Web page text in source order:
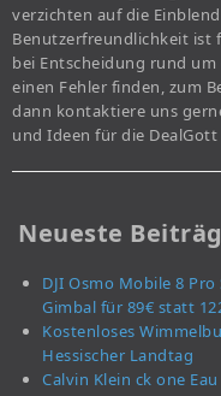
verzichten auf die
Benutzerfreundlichkeit ist
bei Entscheidung rund
einen Fehler finden, zum
dann kontaktiere uns
und Ideen für die DealGott
Neueste
DJI Osmo Mobile 8
Gimbal für 89€ statt
Kostenloses
Hessischer Landtag
Calvin Klein ck one